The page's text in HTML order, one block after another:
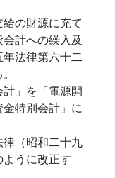
の財源に充て
計への繰入及
法律第六十二
」を「電源開
特別会計」に
（昭和二十九
うに改正す